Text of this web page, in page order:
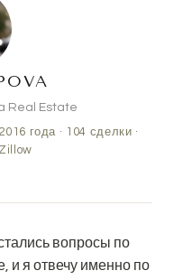
Real Estate
года · 104 сделки ·
вопросы по
и я отвечу именно по